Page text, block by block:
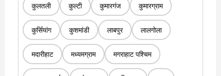
कुलतली कुल्टी कुमारगंज कुमारग्राम
कुर्सियांग कुशमांडी लाबपुर लालगोला
मदारीहाट मध्यमग्राम मगराहाट पश्चिम